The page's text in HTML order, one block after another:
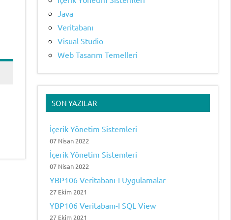
Java
Veritabanı
Visual Studio
Web Tasarım Temelleri
SON YAZILAR
İçerik Yönetim Sistemleri
07 Nisan 2022
İçerik Yönetim Sistemleri
07 Nisan 2022
YBP106 Veritabanı-I Uygulamalar
27 Ekim 2021
YBP106 Veritabanı-I SQL View
27 Ekim 2021